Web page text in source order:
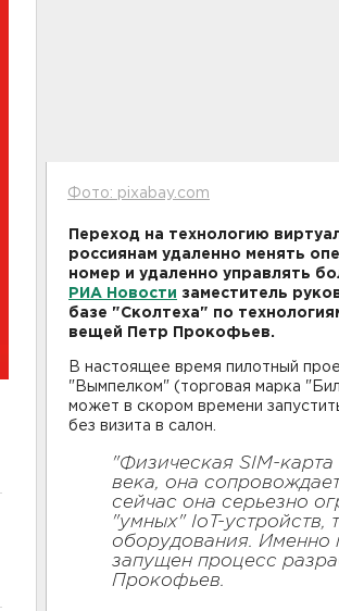
Фото: pixabay.com
Переход на технологию
россиянам удаленно менять
номер и удаленно управлять
РИА Новости заместитель
базе "Сколтеха" по
вещей Петр Прокофьев.
В настоящее время пилотный
"Вымпелком" (торговая марка
может в скором времени
без визита в салон.
"Физическая SIM-
века, она
сейчас она серьезно
"умных" IoT-устройств,
оборудования. Именно
запущен процесс
Прокофьев.